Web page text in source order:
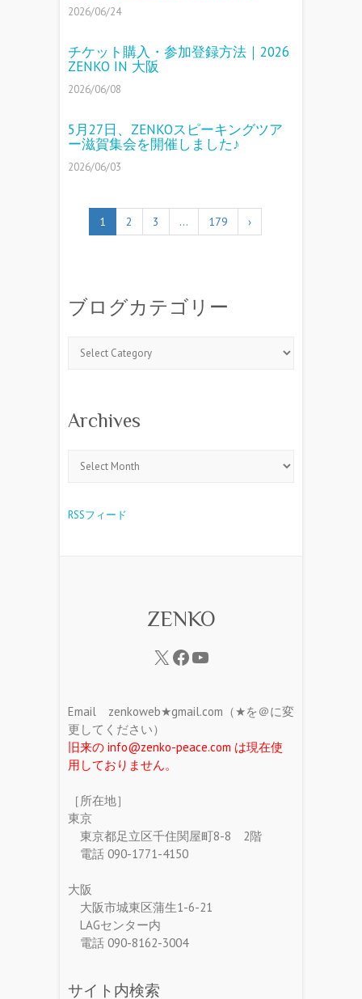
2026/06/24
チケット購入・参加登録方法｜2026
ZENKO IN 大阪
2026/06/08
5月27日、ZENKOスピーキングツア
ー滋賀集会を開催しました♪
2026/06/03
1 2 3 … 179 ›
ブログカテゴリー
Archives
RSSフィード
ZENKO
Email zenkoweb★gmail.com（★を＠に変
更してください）
旧来の info@zenko-peace.com は現在使
用しておりません。
［所在地］
東京
東京都足立区千住関屋町8-8 2階
電話 090-1771-4150
大阪
大阪市城東区蒲生1-6-21
LAGセンター内
電話 090-8162-3004
サイト内検索